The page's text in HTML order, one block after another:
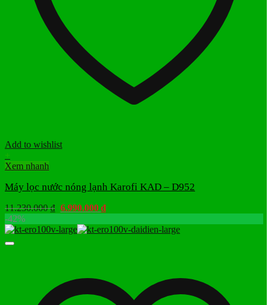
Add to wishlist
+
Xem nhanh
Máy lọc nước nóng lạnh Karofi KAD – D952
11.230.000₫ Giá
là:
6.990.000 ₫Giá
tại
-42%